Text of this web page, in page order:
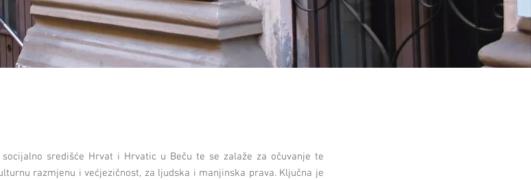
središće Hrvat i Hrvatic u Beču te se zalaže za očuvanje te
razmjenu i većjezičnost, za ljudska i manjinska prava. Ključna je